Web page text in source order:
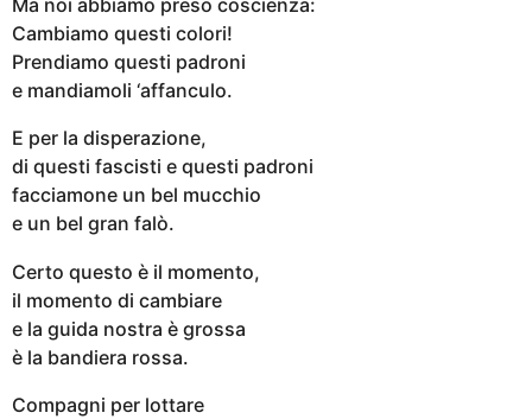
Ma noi abbiamo preso coscienza:
Cambiamo questi colori!
Prendiamo questi padroni
e mandiamoli ‘affanculo.
E per la disperazione,
di questi fascisti e questi padroni
facciamone un bel mucchio
e un bel gran falò.
Certo questo è il momento,
il momento di cambiare
e la guida nostra è grossa
è la bandiera rossa.
Compagni per lottare